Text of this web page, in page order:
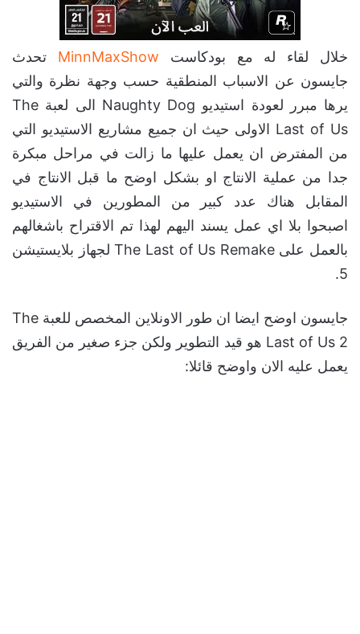
خلال لقاء له مع بودكاست MinnMaxShow تحدث
جايسون عن الاسباب المنطقية حسب وجهة نظرة والتي
يرها مبرر لعودة استيديو Naughty Dog الى لعبة The
Last of Us الاولى حيث ان جميع مشاريع الاستيديو التي
من المفترض ان يعمل عليها ما زالت في مراحل مبكرة
جدا من عملية الانتاج او بشكل اوضح ما قبل الانتاج في
المقابل هناك عدد كبير من المطورين في الاستيديو
اصبحوا بلا اي عمل يسند اليهم لهذا تم الاقتراح باشغالهم
بالعمل على The Last of Us Remake لجهاز بلايستيشن
5.
جايسون اوضح ايضا ان طور الاونلاين المخصص للعبة The
Last of Us 2 هو قيد التطوير ولكن جزء صغير من الفريق
يعمل عليه الان واوضح قائلا: